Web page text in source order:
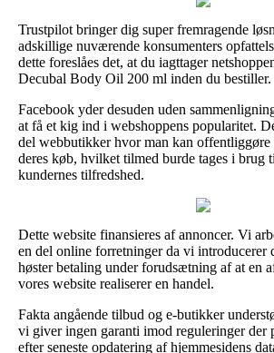
Trustpilot bringer dig super fremragende
adskillige nuværende konsumenters
dette foreslåes det, at du iagttager
Decubal Body Oil 200 ml inden du bestiller.
Facebook yder desuden uden
at få et kig ind i webshoppens popularitet.
del webbutikker hvor man kan offentliggøre
deres køb, hvilket tilmed burde tages i brug
kundernes tilfredshed.
Dette website finansieres af annoncer. Vi
en del online forretninger da vi introducerer
høster betaling under forudsætning af at en
vores website realiserer en handel.
Fakta angående tilbud og e-butikker
vi giver ingen garanti imod reguleringer der
efter seneste opdatering af hjemmesidens